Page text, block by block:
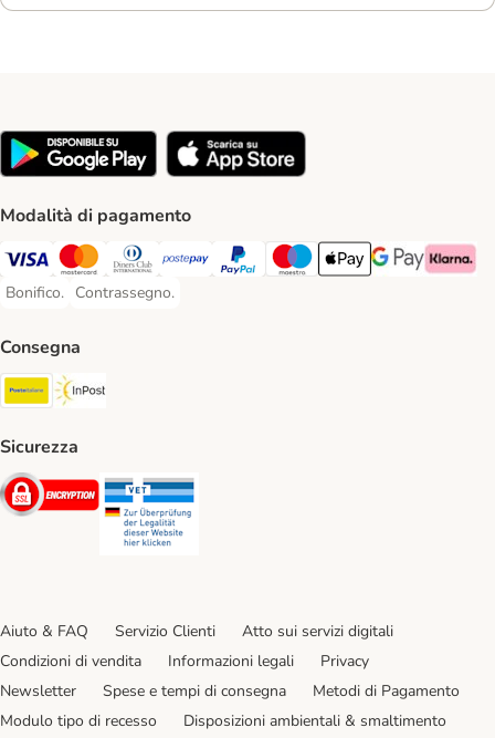
Modalità di pagamento
Visa. Payment Method
Mastercard. Payment Method
Diners Club. Payment Method
Postepay. Payment Method
PayPal. Payment Method
Maestro. Payment Method
Apple pay. Payment
Google Pay
Klarna
Bonifico.
Bonifico. Payment Method
Contrassegno.
Contrassegno. Payment Method
Consegna
Poste Italiane. Shipping Method
Sicurezza
Security
Aiuto & FAQ Servizio Clienti
Atto sui servizi digitali
Condizioni di vendita
Informazioni legali
Privacy
Newsletter
Spese e tempi di consegna
Metodi di Pagamento
Modulo tipo di recesso
Disposizioni ambientali & smaltimento